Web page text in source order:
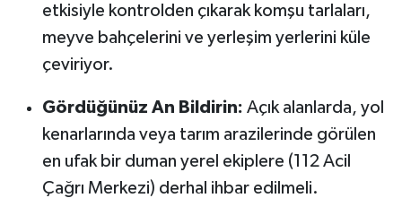
etkisiyle kontrolden çıkarak komşu tarlaları,
meyve bahçelerini ve yerleşim yerlerini küle
çeviriyor.
Gördüğünüz An Bildirin: Açık alanlarda, yol
kenarlarında veya tarım arazilerinde görülen
en ufak bir duman yerel ekiplere (112 Acil
Çağrı Merkezi) derhal ihbar edilmeli.